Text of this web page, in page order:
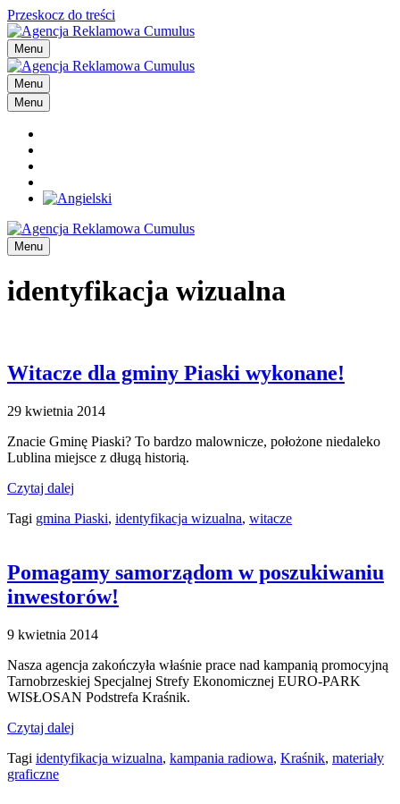
Przeskocz do treści
Menu
Menu
Menu
Menu
identyfikacja wizualna
Witacze dla gminy Piaski wykonane!
29 kwietnia 2014
Znacie Gminę Piaski? To bardzo malownicze, położone niedaleko
Lublina miejsce z długą historią.
Czytaj dalej
Tagi gmina Piaski, identyfikacja wizualna, witacze
Pomagamy samorządom w poszukiwaniu
inwestorów!
9 kwietnia 2014
Nasza agencja zakończyła właśnie prace nad kampanią promocyjną
Tarnobrzeskiej Specjalnej Strefy Ekonomicznej EURO-PARK
WISŁOSAN Podstrefa Kraśnik.
Czytaj dalej
Tagi identyfikacja wizualna, kampania radiowa, Kraśnik, materiały
graficzne